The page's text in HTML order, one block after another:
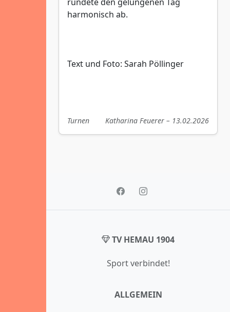
harmonisch ab.
Text und Foto: Sarah Pöllinger
Turnen Katharina Feuerer – 13.02.2026
TV HEMAU 1904
Sport verbindet!
ALLGEMEIN